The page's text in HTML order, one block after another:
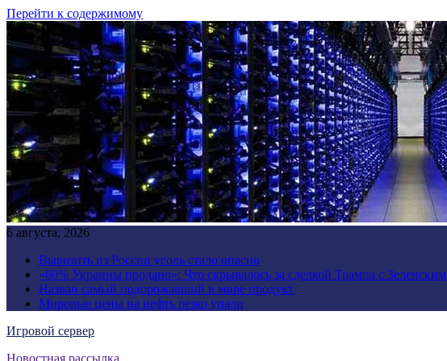
Перейти к содержимому
6 августа, 2026
Вывозить из России уголь стало опасно
«60% Украины продано»: Что скрывалось за сделкой Трампа с Зеленским
Назван самый подорожавший в мире продукт
Мировые цены на нефть резко упали
Игровой сервер
Новостная рассылка